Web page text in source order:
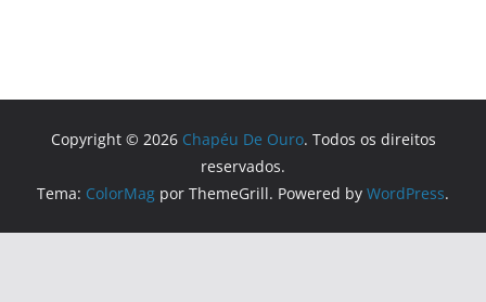
Copyright © 2026 Chapéu De Ouro. Todos os direitos
reservados.
Tema: ColorMag por ThemeGrill. Powered by WordPress.